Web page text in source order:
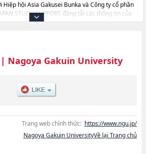
hội Asia Gakusei Bunka và Công ty cổ phần
STUDY SUPPORT đăng tải các thông tin của
học, cao học, trường đại học ngắn hạn, trường
du học sinh, như là về các Ngành
Foreign StudieshoặcNgành
LawhoặcNgành Intercultural
thi tuyển như số lượng tuyển sinh, số lượng
bị, hướng dẫn địa điểm v.v...
Nagoya Gakuin University
Trang web chính thức: https://www.ngu.jp/
Nagoya Gakuin UniversityVề lại Trang chủ